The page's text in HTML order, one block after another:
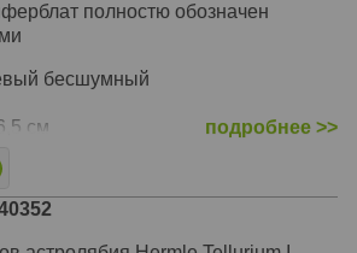
полностю обозначен
бесшумный
см
подробнее >>